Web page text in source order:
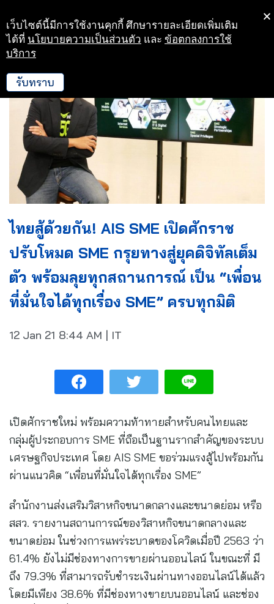
Skip
to
ไทยสู้ด้วยกัน! AIS SME เปิดศักราช
ปรับโหมด SME กรุยทางสู่ยุคดิจิทัลเต็ม
ตัว พร้อมลุยทุกสถานการณ์ เป็น “เพื่อน
ที่มั่นใจได้ทุกเรื่อง SME” ครบทุกมิติ
12 Jan 21 8:44 AM | IT
เปิดศักราชใหม่ พร้อมความท้าทายสำหรับคนไทยและ
กลุ่มผู้ประกอบการ SME ที่ถือเป็นฐานรากสำคัญของระบบ
เศรษฐกิจประเทศ โดย AIS SME ขอร่วมแรงสู้ไปพร้อมกัน
ผ่านแนวคิด “เพื่อนที่มั่นใจได้ทุกเรื่อง SME”
สำนักงานส่งเสริมวิสาหกิจขนาดกลางและขนาดย่อม หรือ
สสว. รายงานสถานการณ์ของวิสาหกิจขนาดกลางและ
ขนาดย่อม ในช่วงการแพร่ระบาดของโควิดเมื่อปี 2563 ว่า
61.4% ยังไม่มีช่องทางการขายผ่านออนไลน์ ในขณะที่ มี
ถึง 79.3% ที่สามารถรับชำระเงินผ่านทางออนไลน์ได้แล้ว
โดยมีเพียง 38.6% ที่มีช่องทางขายบนออนไลน์ และช่อง
เว็บไซต์นี้มีการใช้งานคุกกี้ ศึกษารายละเอียดเพิ่มเติม
ได้ที่ นโยบายความเป็นส่วนตัว และ ข้อตกลงการใช้
บริการ
รับทราบ